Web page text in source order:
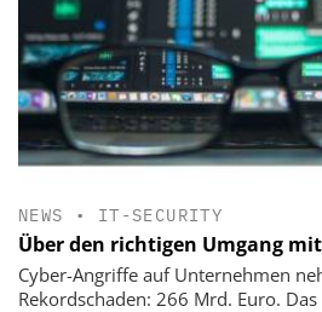
NEWS • IT-SECURITY
Über den richtigen Umgang
Cyber-Angriffe auf Unternehmen
Rekordschaden: 266 Mrd. Euro.